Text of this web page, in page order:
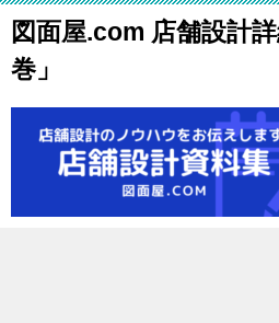
図面屋.com 店舗設計
巻」